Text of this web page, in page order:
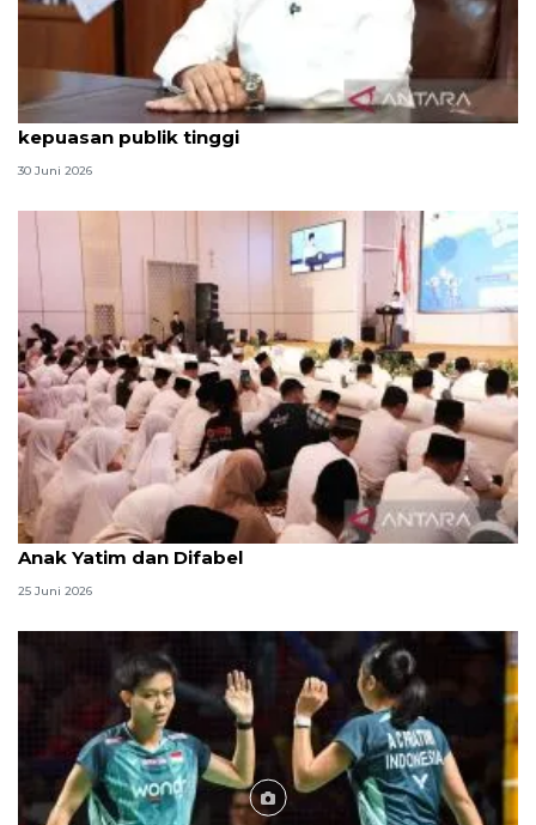
Qodari: Pemerintah tak puas diri meski tingkat
kepuasan publik tinggi
30 Juni 2026
Menag jadikan setiap 10 Muharam sebagai Lebaran
Anak Yatim dan Difabel
25 Juni 2026